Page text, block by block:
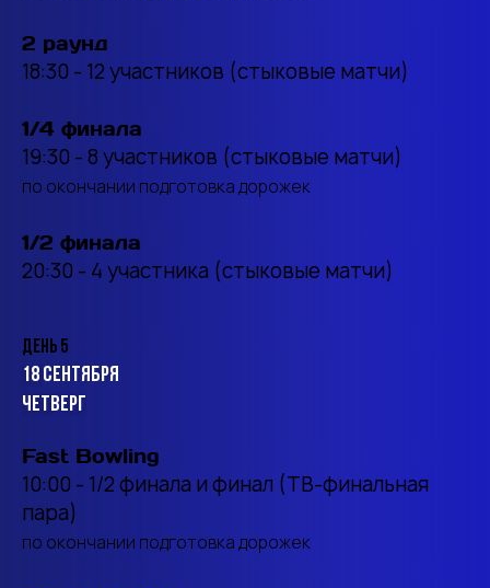
2 раунд
18:30 - 12 участников (стыковые матчи)
1/4 финала
19:30 - 8 участников (стыковые матчи)
по окончании подготовка дорожек
1/2 финала
20:30 - 4 участника (стыковые матчи)
День 5
18 сентября
Четверг
Fast Bowling
10:00 - 1/2 финала и финал (ТВ-финальная
пара)
по окончании подготовка дорожек